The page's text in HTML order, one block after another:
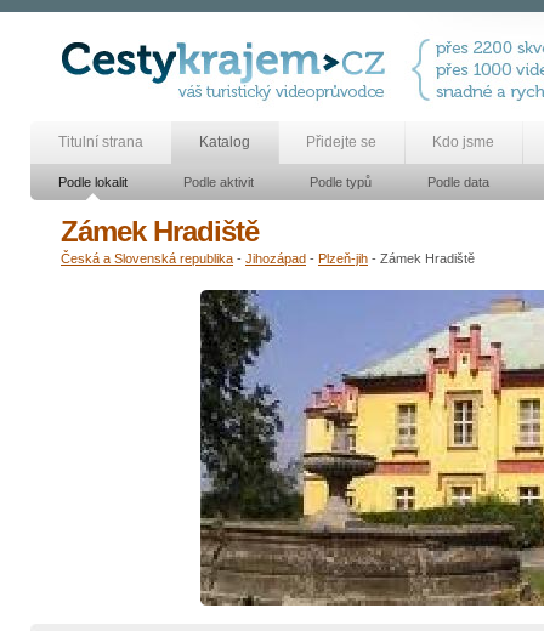
Titulní strana Katalog Přidejte se Kdo jsme
Podle lokalit Podle aktivit Podle typů Podle data
Zámek Hradiště
Česká a Slovenská republika - Jihozápad - Plzeň-jih - Zámek Hradiště